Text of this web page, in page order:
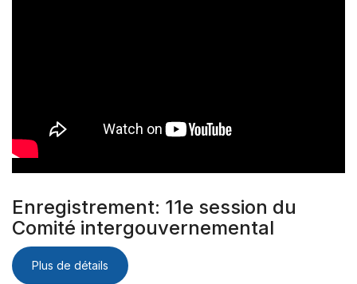
Enregistrement: 11e session du
Comité intergouvernemental
Plus de détails